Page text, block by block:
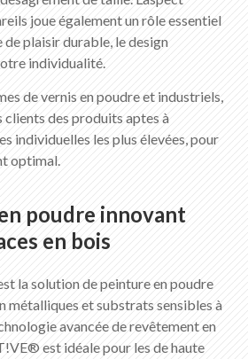
joue également un rôle essentiel
de plaisir durable, le design
individualité.
de vernis en poudre et industriels,
clients des produits aptes à
individuelles les plus élevées, pour
optimal.
poudre innovant
en bois
la solution de peinture en poudre
métalliques et substrats sensibles à
avancée de revêtement en
est idéale pour les de haute